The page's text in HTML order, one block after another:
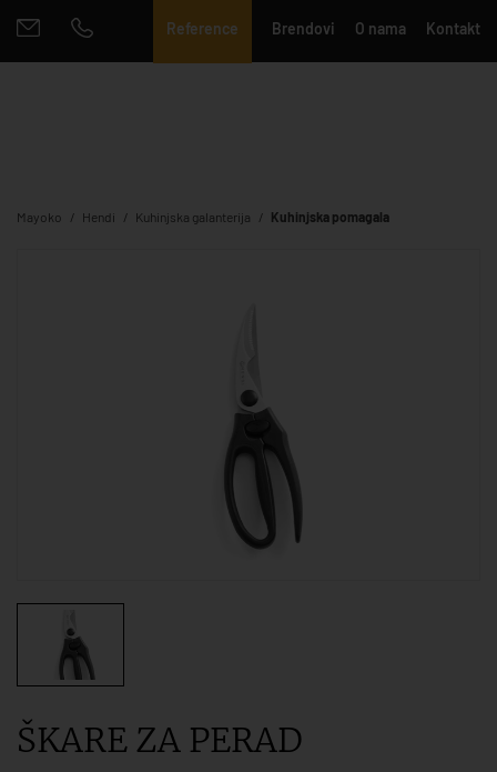
Reference Brendovi O nama Kontakt
Mayoko Hendi Kuhinjska galanterija Kuhinjska pomagala
ŠKARE ZA PERAD